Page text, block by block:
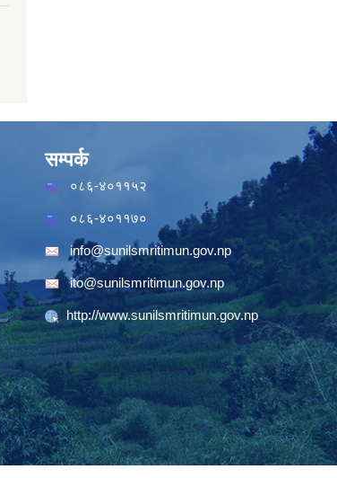
सम्पर्क
०८६-४०११५२
०८६-४०११७०
info@sunilsmritimun.gov.np
ito@sunilsmritimun.gov.np
http://www.sunilsmritimun.gov.np